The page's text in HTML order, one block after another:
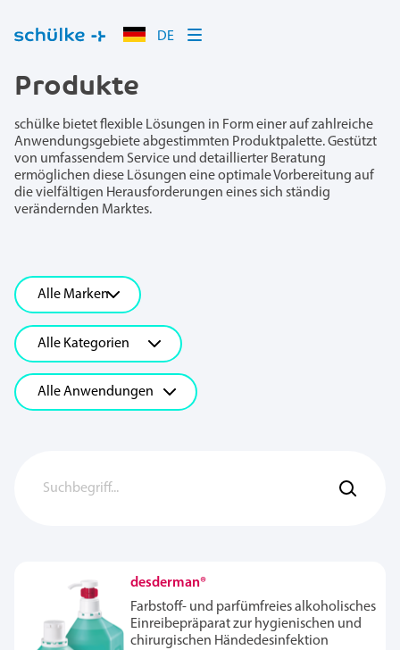
DE
Produkte
schülke bietet flexible Lösungen in Form einer auf zahlreiche
Anwendungsgebiete abgestimmten Produktpalette. Gestützt
von umfassendem Service und detaillierter Beratung
ermöglichen diese Lösungen eine optimale Vorbereitung auf
die vielfältigen Herausforderungen eines sich ständig
verändernden Marktes.
desderman®
Farbstoff- und parfümfreies alkoholisches
Einreibepräparat zur hygienischen und
chirurgischen Händedesinfektion